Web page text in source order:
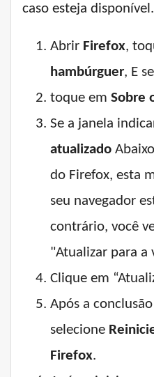
caso esteja disponível.
Abrir Firefox,
hambúrguer, E
toque em Sobre
Se a janela
atualizado
do Firefox, esta
seu navegador
contrário, você
"Atualizar para
Clique em
Após a
selecione
Firefox.